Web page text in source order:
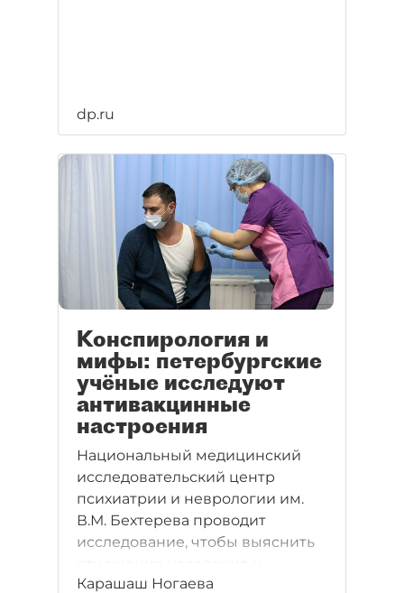
dp.ru
Конспирология и
мифы: петербургские
учёные исследуют
антивакцинные
настроения
Национальный медицинский
исследовательский центр
психиатрии и неврологии им.
В.М. Бехтерева проводит
исследование, чтобы выяснить
вакцинации от COVID-19. Учёные
Карашаш Ногаева